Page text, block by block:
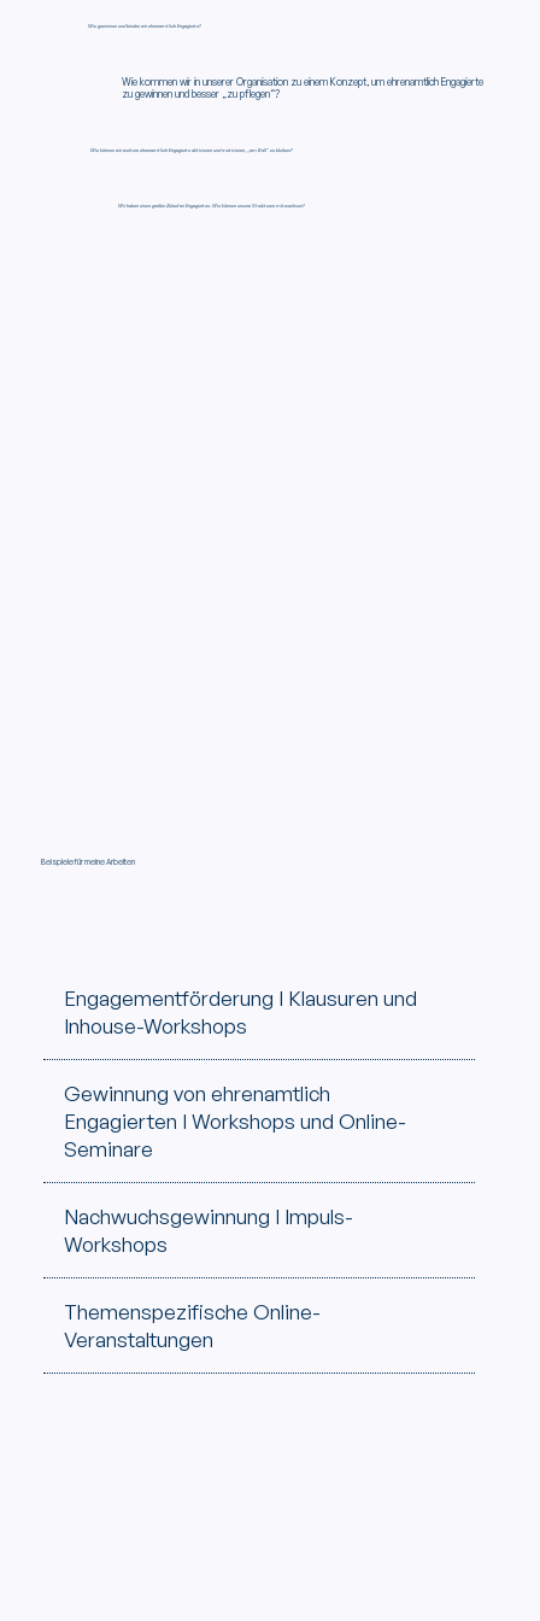
Wie gewinnen und binden wir ehrenamtlich Engagierte?
Wie kommen wir in unserer Organisation zu einem Konzept, um ehrenamtlich Engagierte
zu gewinnen und besser „zu pflegen“?
Wie können wir weitere ehrenamtlich Engagierte aktivieren und motivieren, „am Ball“ zu bleiben?
Wir haben einen großen Zulauf an Engagierten. Wie können unsere Strukturen mitwachsen?
Beispiele für meine Arbeiten
Engagementförderung I Klausuren und
Inhouse-Workshops
Gewinnung von ehrenamtlich
Engagierten I Workshops und Online-
Seminare
Nachwuchsgewinnung I Impuls-
Workshops
Themenspezifische Online-
Veranstaltungen